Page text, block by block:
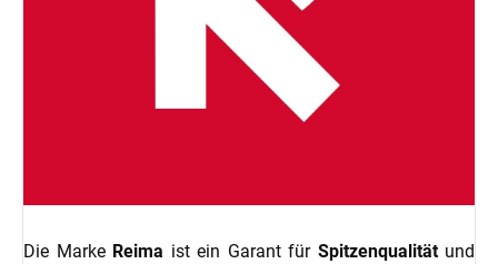
Die Marke Reima ist ein Garant für Spitzenqualitätund